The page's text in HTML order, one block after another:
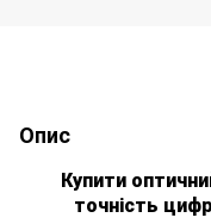
Опис
Купити
точність